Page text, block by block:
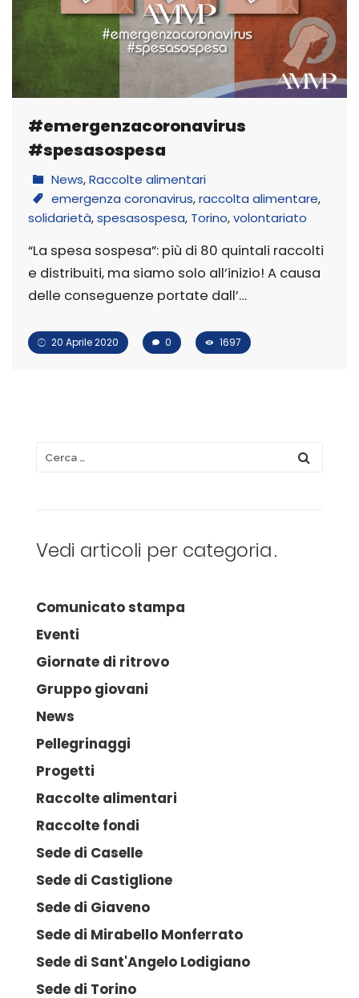
#emergenzacoronavirus
#spesasospesa
News,Raccolte alimentari
emergenza coronavirus,raccolta alimentare,
solidarietà,spesasospesa, Torino,volontariato
“La spesa sospesa”: più di 80 quintali raccolti
e distribuiti, ma siamo solo all’inizio! A causa
delle conseguenze portate dall’…
20 Aprile 2020 0 1697
Vedi articoli per categoria
Comunicato stampa
Eventi
Giornate di ritrovo
Gruppo giovani
News
Pellegrinaggi
Progetti
Raccolte alimentari
Raccolte fondi
Sede di Caselle
Sede di Castiglione
Sede di Giaveno
Sede di Mirabello Monferrato
Sede di Sant'Angelo Lodigiano
Sede di Torino